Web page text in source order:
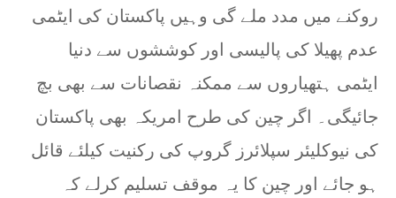
روکنے میں مدد ملے گی وہیں پاکستان کی ایٹمی
عدم پھیلا کی پالیسی اور کوششوں سے دنیا
ایٹمی ہتھیاروں سے ممکنہ نقصانات سے بھی بچ
جائیگی۔ اگر چین کی طرح امریکہ بھی پاکستان
کی نیوکلیئر سپلائرز گروپ کی رکنیت کیلئے قائل
ہو جائے اور چین کا یہ موقف تسلیم کرلے کہ